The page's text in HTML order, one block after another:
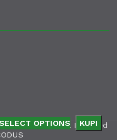
prava zadržana. Powered
OPTIONS KUPI